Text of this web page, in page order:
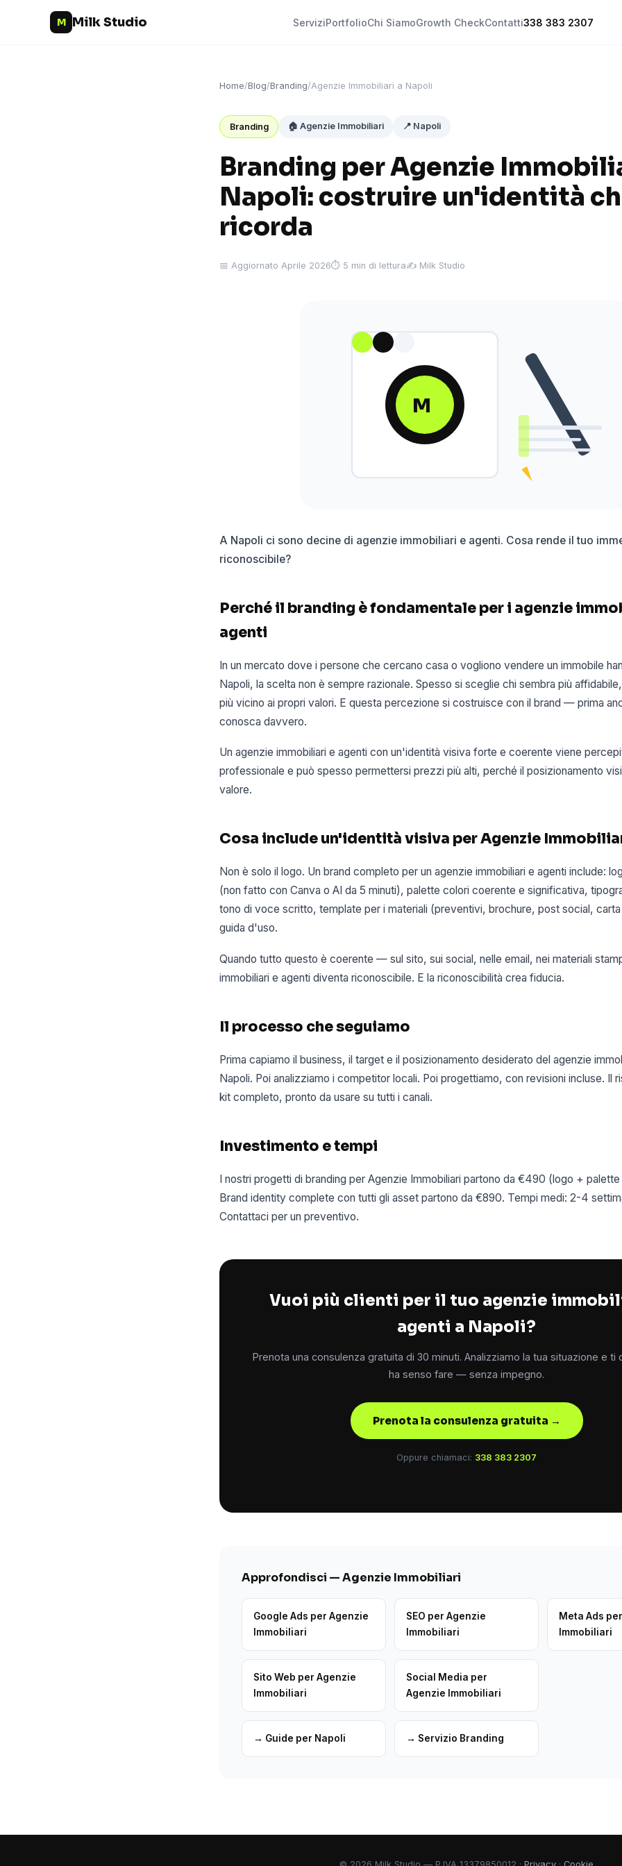
M Milk Studio ServiziPortfolioChi SiamoGrowth CheckContatti338 383 2307
Home/Blog/Branding/Agenzie Immobiliari a Napoli
Branding 🏠 Agenzie Immobiliari 📍 Napoli
Branding per Agenzie
Napoli: costruire un'identità
ricorda
📅 Aggiornato Aprile 2026⏱ 5 min di lettura✍️ Milk Studio
M
A Napoli ci sono decine di agenzie immobiliari e agenti. Cosa rende il tuo
riconoscibile?
Perché il branding è fondamentale per i agenzie
agenti
In un mercato dove i persone che cercano casa o vogliono vendere un immobile
Napoli, la scelta non è sempre razionale. Spesso si sceglie chi sembra più
più vicino ai propri valori. E questa percezione si costruisce con il brand — prima
conosca davvero.
Un agenzie immobiliari e agenti con un'identità visiva forte e coerente viene
professionale e può spesso permettersi prezzi più alti, perché il posizionamento
valore.
Cosa include un'identità visiva per Agenzie
Non è solo il logo. Un brand completo per un agenzie immobiliari e agenti include:
(non fatto con Canva o AI da 5 minuti), palette colori coerente e significativa,
tono di voce scritto, template per i materiali (preventivi, brochure, post social,
guida d'uso.
Quando tutto questo è coerente — sul sito, sui social, nelle email, nei materiali
immobiliari e agenti diventa riconoscibile. E la riconoscibilità crea fiducia.
Il processo che seguiamo
Prima capiamo il business, il target e il posizionamento desiderato del agenzie
Napoli. Poi analizziamo i competitor locali. Poi progettiamo, con revisioni incluse. Il
kit completo, pronto da usare su tutti i canali.
Investimento e tempi
I nostri progetti di branding per Agenzie Immobiliari partono da €490 (logo +
Brand identity complete con tutti gli asset partono da €890. Tempi medi: 2-4
Contattaci per un preventivo.
Vuoi più clienti per il tuo agenzie
agenti a Napoli?
Prenota una consulenza gratuita di 30 minuti. Analizziamo la tua situazione e ti
ha senso fare — senza impegno.
Prenota la consulenza gratuita →
Oppure chiamaci: 338 383 2307
Approfondisci — Agenzie Immobiliari
Google Ads per Agenzie
Immobiliari
SEO per Agenzie
Immobiliari
Meta Ads
Immobiliari
Sito Web per Agenzie
Immobiliari
Social Media per
Agenzie Immobiliari
→ Guide per Napoli → Servizio Branding